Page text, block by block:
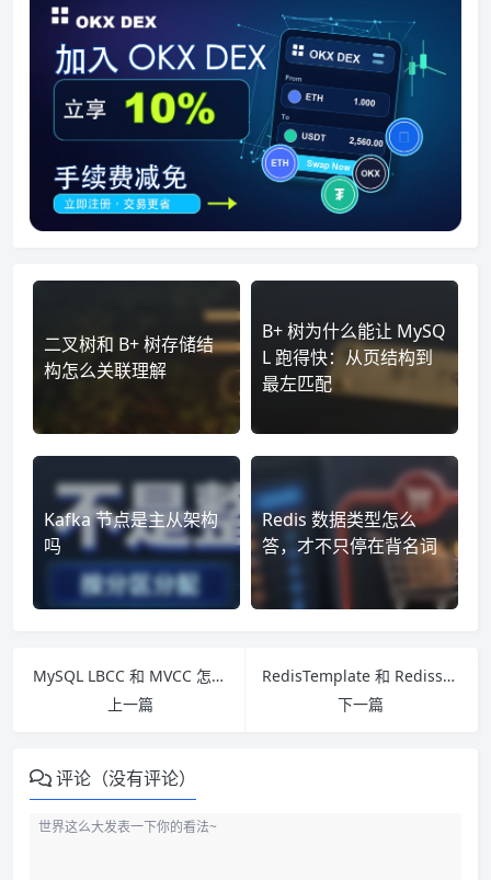
二叉树和 B+ 树存储结
构怎么关联理解
B+ 树为什么能让 MySQ
L 跑得快：从页结构到
最左匹配
Kafka 节点是主从架构
吗
Redis 数据类型怎么
答，才不只停在背名词
MySQL LBCC 和 MVCC 怎么区分：当前读、快照读和锁的边界
上一篇
RedisTemplate 和 Redisson 怎么选：缓存 API、分布式锁和 Redlock 边界
下一篇
评论（没有评论）